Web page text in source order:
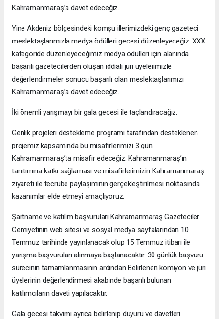
Kahramanmaraş’a davet edeceğiz.
Yine Akdeniz bölgesindeki komşu illerimizdeki genç gazeteci
meslektaşlarımızla medya ödülleri gecesi düzenleyeceğiz. XXX
kategoride düzenleyeceğimiz medya ödülleri için alanında
başarılı gazetecilerden oluşan iddialı jüri üyelerimizle
değerlendirmeler sonucu başarılı olan meslektaşlarımızı
Kahramanmaraş’a davet edeceğiz.
İki önemli yarışmayı bir gala gecesi ile taçlandıracağız.
Genlik projeleri destekleme programı tarafından desteklenen
projemiz kapsamında bu misafirlerimizi 3 gün
Kahramanmaraş’ta misafir edeceğiz. Kahramanmaraş’ın
tanıtımına katkı sağlaması ve misafirlerimizin Kahramanmaraş
ziyareti ile tecrübe paylaşımının gerçekleştirilmesi noktasında
kazanımlar elde etmeyi amaçlıyoruz.
Şartname ve katılım başvuruları Kahramanmaraş Gazeteciler
Cemiyetinin web sitesi ve sosyal medya sayfalarından 10
Temmuz tarihinde yayınlanacak olup 15 Temmuz itibarı ile
yarışma başvuruları alınmaya başlanacaktır. 30 günlük başvuru
sürecinin tamamlanmasının ardından Belirlenen komiyon ve jüri
üyelerinin değerlendirmesi akabinde başarılı bulunan
katılımcıların daveti yapılacaktır.
Gala gecesi takvimi ayrıca belirlenip duyuru ve davetleri